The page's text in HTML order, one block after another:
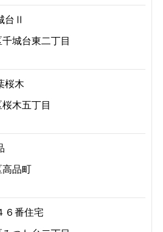
台Ⅱ
城台東二丁目
桜木
木五丁目
品町
６番住宅